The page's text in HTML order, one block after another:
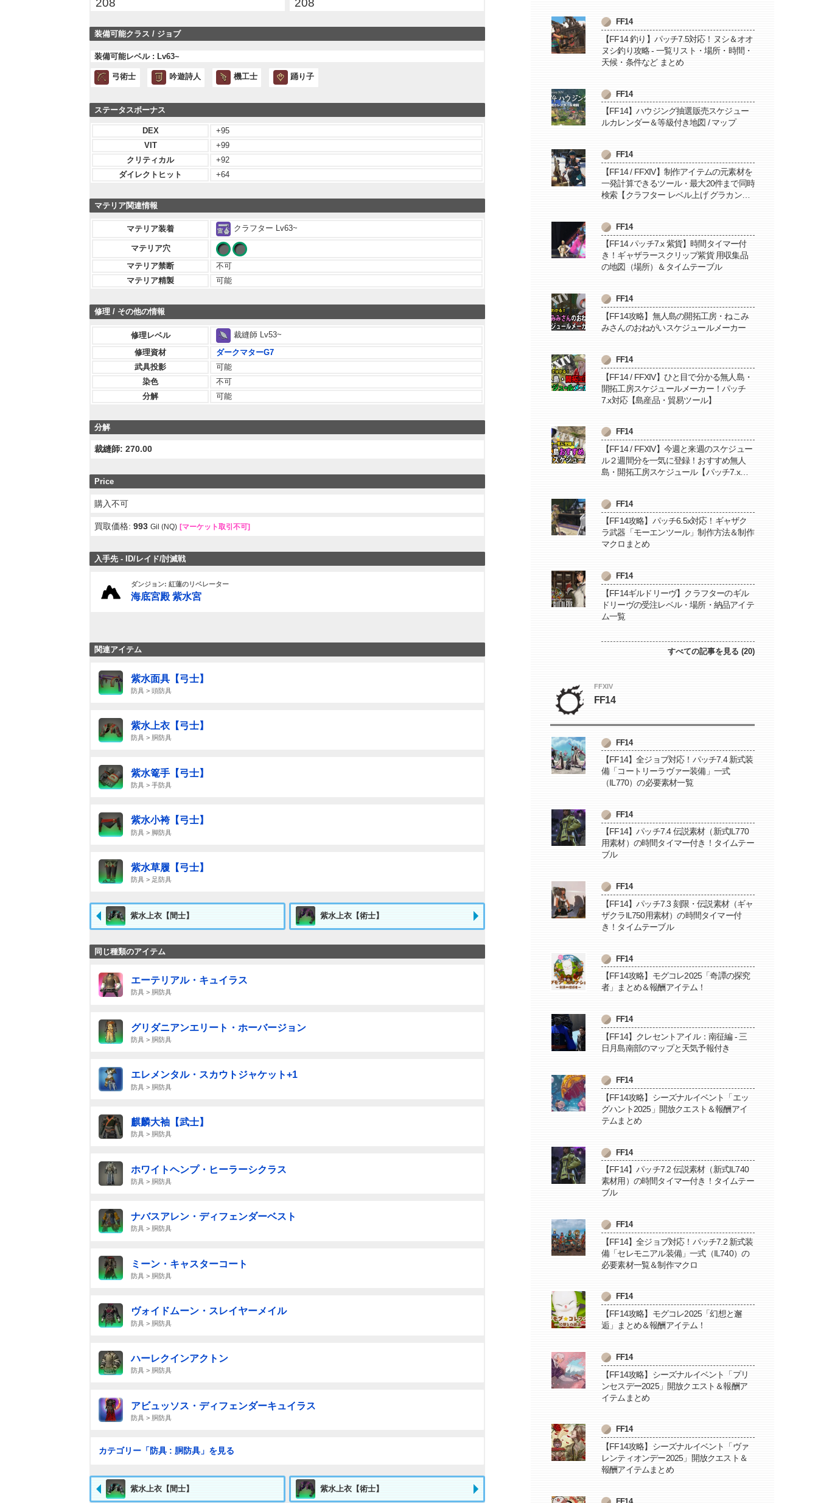
208 208
装備可能クラス / ジョブ
装備可能レベル : Lv63~
弓術士 吟遊詩人 機工士 踊り子
ステータスボーナス
DEX
+95
VIT
+99
クリティカル
+92
ダイレクトヒット
+64
マテリア関連情報
マテリア装着 クラフター Lv63~
マテリア穴
マテリア禁断
不可
マテリア精製
可能
修理 / その他の情報
修理レベル
裁縫師 Lv53~
修理資材
ダークマターG7
武具投影
可能
染色
不可
分解
可能
分解
裁縫師: 270.00
Price
購入不可
買取価格:993 Gil (NQ) [マーケット取引不可]
入手先 - ID/レイド/討滅戦
ダンジョン: 紅蓮のリベレーター
海底宮殿 紫水宮
関連アイテム
紫水面具【弓士】
防具 > 頭防具
紫水上衣【弓士】
防具 > 胴防具
紫水篭手【弓士】
防具 > 手防具
紫水小袴【弓士】
防具 > 脚防具
紫水草履【弓士】
防具 > 足防具
紫水上衣【間士】 紫水上衣【術士】
同じ種類のアイテム
エーテリアル・キュイラス
防具 > 胴防具
グリダニアンエリート・ホーバージョン
防具 > 胴防具
エレメンタル・スカウトジャケット+1
防具 > 胴防具
麒麟大袖【武士】
防具 > 胴防具
ホワイトヘンプ・ヒーラーシクラス
防具 > 胴防具
ナバスアレン・ディフェンダーベスト
防具 > 胴防具
ミーン・キャスターコート
防具 > 胴防具
ヴォイドムーン・スレイヤーメイル
防具 > 胴防具
ハーレクインアクトン
防具 > 胴防具
アビュッソス・ディフェンダーキュイラス
防具 > 胴防具
カテゴリー「防具 : 胴防具」を見る
紫水上衣【間士】 紫水上衣【術士】
FF14
【FF14 釣り】パッチ7.5対応！ヌシ＆オオ
ヌシ釣り攻略 - 一覧リスト・場所・時間・
天候・条件など まとめ
FF14
【FF14】ハウジング抽選販売スケジュー
ルカレンダー＆等級付き地図 / マップ
FF14
【FF14 / FFXIV】制作アイテムの元素材を
一発計算できるツール・最大20件まで同時
検索【クラフター レベル上げ グラカン納
FF14
【FF14 パッチ7.x 紫貨】時間タイマー付
き！ギャザラースクリップ紫貨 用収集品
の地図（場所）＆タイムテーブル
FF14
【FF14攻略】無人島の開拓工房・ねこみ
みさんのおねがいスケジュールメーカー
FF14
【FF14 / FFXIV】ひと目で分かる無人島・
開拓工房スケジュールメーカー！パッチ
7.x対応【島産品・貿易ツール】
FF14
【FF14 / FFXIV】今週と来週のスケジュー
ル２週間分を一気に登録！おすすめ無人
島・開拓工房スケジュール【パッチ7.x対
FF14
【FF14攻略】パッチ6.5x対応！ギャザク
ラ武器「モーエンツール」制作方法＆制作
マクロまとめ
FF14
【FF14ギルドリーヴ】クラフターのギル
ドリーヴの受注レベル・場所・納品アイテ
ム一覧
すべての記事を見る (20)
FFXIV
FF14
FF14
【FF14】全ジョブ対応！パッチ7.4 新式装
備「コートリーラヴァー装備」一式
（IL770）の必要素材一覧
FF14
【FF14】パッチ7.4 伝説素材（新式IL770
用素材）の時間タイマー付き！タイムテー
ブル
FF14
【FF14】パッチ7.3 刻限・伝説素材（ギャ
ザクラIL750用素材）の時間タイマー付
き！タイムテーブル
FF14
【FF14攻略】モグコレ2025「奇譚の探究
者」まとめ＆報酬アイテム！
FF14
【FF14】クレセントアイル：南征編 - 三
日月島南部のマップと天気予報付き
FF14
【FF14攻略】シーズナルイベント「エッ
グハント2025」開放クエスト＆報酬アイ
テムまとめ
FF14
【FF14】パッチ7.2 伝説素材（新式IL740
素材用）の時間タイマー付き！タイムテー
ブル
FF14
【FF14】全ジョブ対応！パッチ7.2 新式装
備「セレモニアル装備」一式（IL740）の
必要素材一覧＆制作マクロ
FF14
【FF14攻略】モグコレ2025「幻想と邂
逅」まとめ＆報酬アイテム！
FF14
【FF14攻略】シーズナルイベント「プリ
ンセスデー2025」開放クエスト＆報酬ア
イテムまとめ
FF14
【FF14攻略】シーズナルイベント「ヴァ
レンティオンデー2025」開放クエスト＆
報酬アイテムまとめ